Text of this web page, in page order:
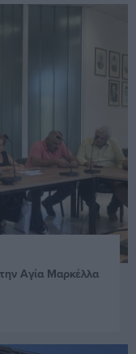
Αγία Μαρκέλλα